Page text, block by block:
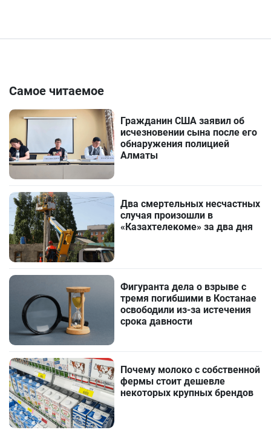
Самое читаемое
Гражданин США заявил об
исчезновении сына после его
обнаружения полицией
Алматы
Два смертельных несчастных
случая произошли в
«Казахтелекоме» за два дня
Фигуранта дела о взрыве с
тремя погибшими в Костанае
освободили из-за истечения
срока давности
Почему молоко с собственной
фермы стоит дешевле
некоторых крупных брендов